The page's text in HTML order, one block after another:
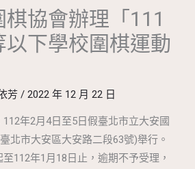
棋協會辦理「111
以下學校圍棋運動
芳 /2022 年 12 月 22 日
年2月4日至5日假臺北市立大安國
北市大安區大安路二段63號)舉行。
112年1月18日止，逾期不予受理，